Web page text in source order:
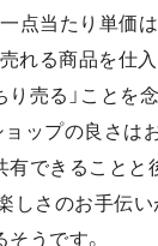
点当たり単価
れる商品を仕
売る」ことを
ップの良さは
有できることと
しさのお手伝
うです。